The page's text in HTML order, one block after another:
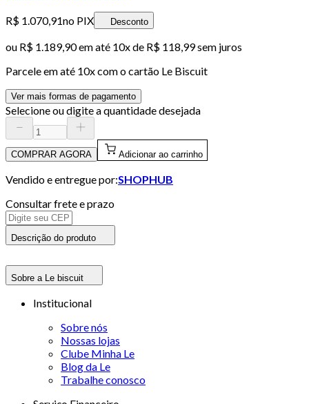
R$ 1.070,91no PIX Desconto
ou R$ 1.189,90em até 10x de R$ 118,99 sem juros
Parcele em até 10x com o cartão Le Biscuit
Ver mais formas de pagamento
Selecione ou digite a quantidade desejada
COMPRAR AGORA Adicionar ao carrinho
Vendido e entregue por:SHOPHUB
Consultar frete e prazo
Descrição do produto
Sobre a Le biscuit
Institucional
Sobre nós
Nossas lojas
Clube Minha Le
Blog da Le
Trabalhe conosco